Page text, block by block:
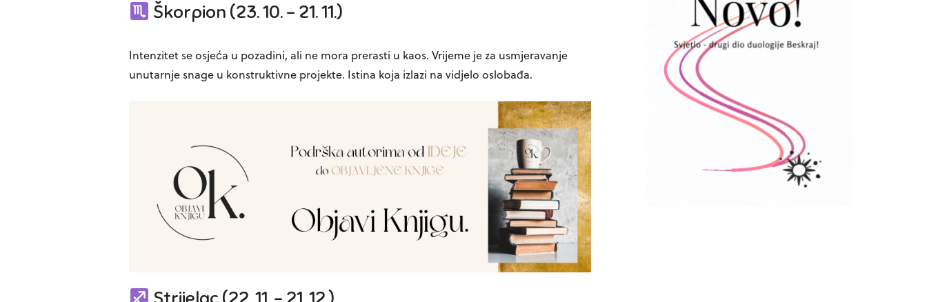
Škorpion (23. 10. – 21. 11.)
Intenzitet se osjeća u pozadini, ali ne mora prerasti u kaos. Vrijeme je za usmjeravanje
unutarnje snage u konstruktivne projekte. Istina koja izlazi na vidjelo oslobađa.